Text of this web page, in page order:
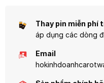
Thay pin miễn phí
áp dụng các dòng
Email